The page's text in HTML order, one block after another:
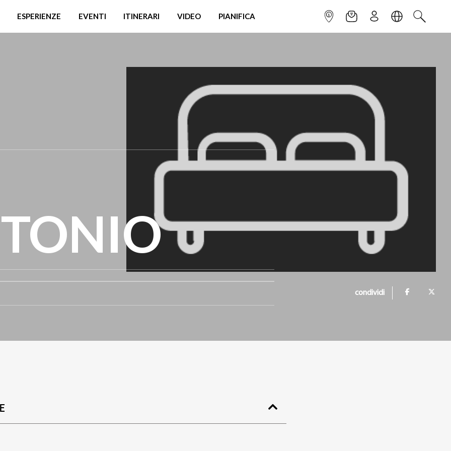
ESPERIENZE EVENTI ITINERARI VIDEO PIANIFICA INFOPOINTNEWSLETTER
ISCRIVITILINGUACERCA
condividi